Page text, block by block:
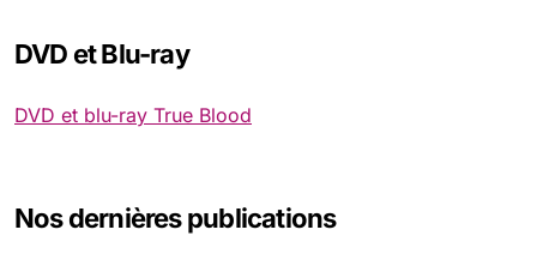
DVD et Blu-ray
DVD et blu-ray True Blood
Nos dernières publications